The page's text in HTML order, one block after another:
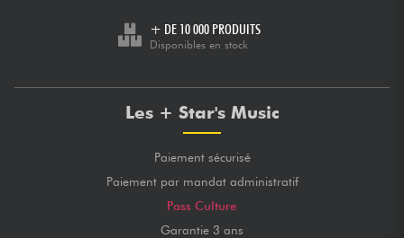
+ DE 10 000 PRODUITS
Disponibles en stock
Les + Star's Music
Paiement sécurisé
Paiement par mandat administratif
Pass Culture
Garantie 3 ans